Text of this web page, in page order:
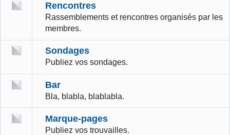
Rencontres
Rassemblements et rencontres organisés par les
membres.
Sondages
Publiez vos sondages.
Bar
Bla, blabla, blablabla.
Marque-pages
Publiez vos trouvailles.